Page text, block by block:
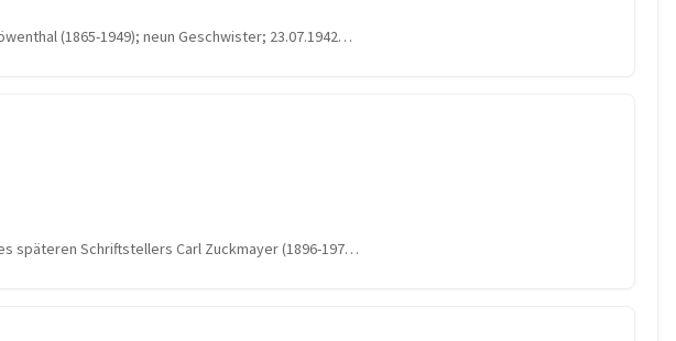
(1865-1949); neun Geschwister; 23.07.1942…
späteren Schriftstellers Carl Zuckmayer (1896-197…